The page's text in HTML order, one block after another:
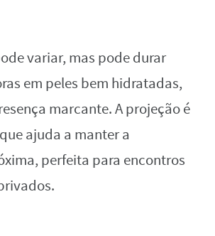
variar, mas pode durar
em peles bem hidratadas,
marcante. A projeção é
ajuda a manter a
perfeita para encontros